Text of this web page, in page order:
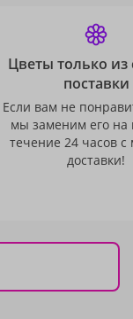
Цветы только из
поставки
Если вам не
мы заменим его на
течение 24 часов с
доставки!